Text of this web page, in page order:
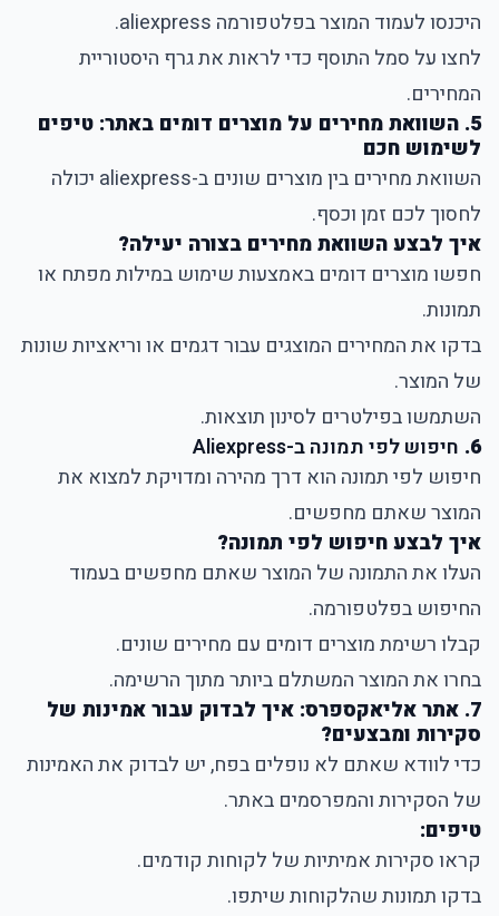
היכנסו לעמוד המוצר בפלטפורמה aliexpress.
לחצו על סמל התוסף כדי לראות את גרף היסטוריית
המחירים.
5. השוואת מחירים על מוצרים דומים באתר: טיפים
לשימוש חכם
השוואת מחירים בין מוצרים שונים ב-aliexpress יכולה
לחסוך לכם זמן וכסף.
איך לבצע השוואת מחירים בצורה יעילה?
חפשו מוצרים דומים באמצעות שימוש במילות מפתח או
תמונות.
בדקו את המחירים המוצגים עבור דגמים או וריאציות שונות
של המוצר.
השתמשו בפילטרים לסינון תוצאות.
6. חיפוש לפי תמונה ב-Aliexpress
חיפוש לפי תמונה הוא דרך מהירה ומדויקת למצוא את
המוצר שאתם מחפשים.
איך לבצע חיפוש לפי תמונה?
העלו את התמונה של המוצר שאתם מחפשים בעמוד
החיפוש בפלטפורמה.
קבלו רשימת מוצרים דומים עם מחירים שונים.
בחרו את המוצר המשתלם ביותר מתוך הרשימה.
7. אתר אליאקספרס: איך לבדוק עבור אמינות של
סקירות ומבצעים?
כדי לוודא שאתם לא נופלים בפח, יש לבדוק את האמינות
של הסקירות והמפרסמים באתר.
טיפים:
קראו סקירות אמיתיות של לקוחות קודמים.
בדקו תמונות שהלקוחות שיתפו.